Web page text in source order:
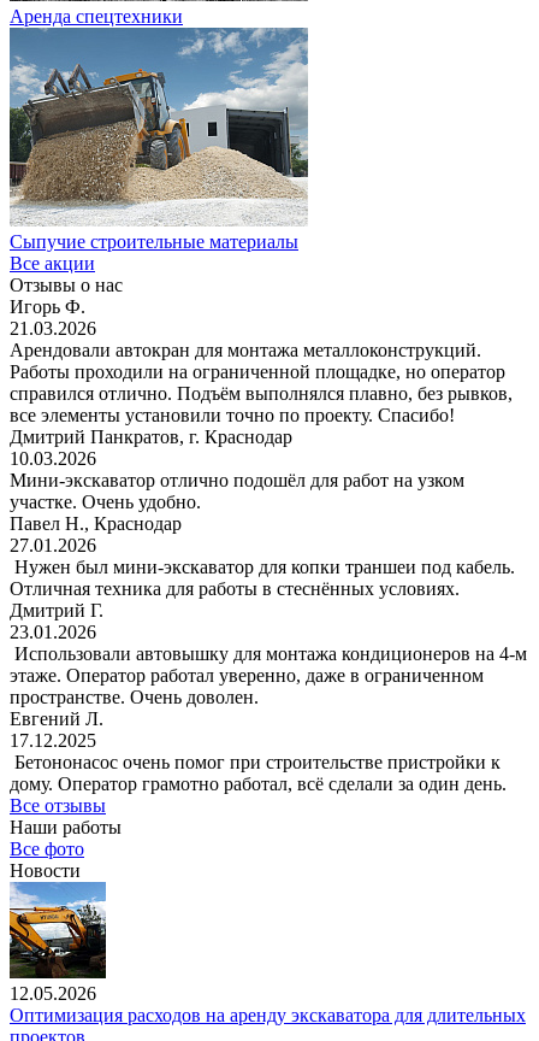
Аренда спецтехники
Сыпучие строительные материалы
Все акции
Отзывы о нас
Игорь Ф.
21.03.2026
Арендовали автокран для монтажа металлоконструкций.
Работы проходили на ограниченной площадке, но оператор
справился отлично. Подъём выполнялся плавно, без рывков,
все элементы установили точно по проекту. Спасибо!
Дмитрий Панкратов, г. Краснодар
10.03.2026
Мини-экскаватор отлично подошёл для работ на узком
участке. Очень удобно.
Павел Н., Краснодар
27.01.2026
Нужен был мини-экскаватор для копки траншеи под кабель.
Отличная техника для работы в стеснённых условиях.
Дмитрий Г.
23.01.2026
Использовали автовышку для монтажа кондиционеров на 4-м
этаже. Оператор работал уверенно, даже в ограниченном
пространстве. Очень доволен.
Евгений Л.
17.12.2025
Бетононасос очень помог при строительстве пристройки к
дому. Оператор грамотно работал, всё сделали за один день.
Все отзывы
Наши работы
Все фото
Новости
12.05.2026
Оптимизация расходов на аренду экскаватора для длительных
проектов